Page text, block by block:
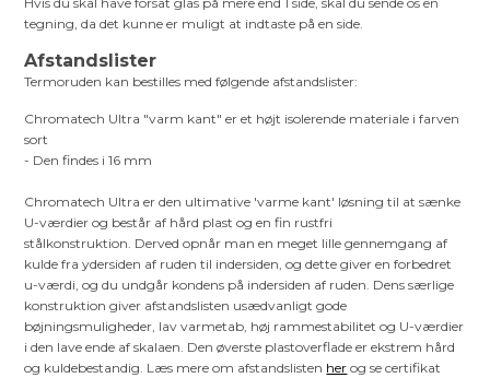
tegning, da det kunne er muligt at indtaste på en side.
Afstandslister
Termoruden kan bestilles med følgende afstandslister:
Chromatech Ultra "varm kant" er et højt isolerende materiale i farven
sort
- Den findes i 16 mm
Chromatech Ultra er den ultimative 'varme kant' løsning til at sænke
U-værdier og består af hård plast og en fin rustfri
stålkonstruktion. Derved opnår man en meget lille gennemgang af
kulde fra ydersiden af ruden til indersiden, og dette giver en forbedret
u-værdi, og du undgår kondens på indersiden af ruden. Dens særlige
konstruktion giver afstandslisten usædvanligt gode
bøjningsmuligheder, lav varmetab, høj rammestabilitet og U-værdier
i den lave ende af skalaen. Den øverste plastoverflade er ekstrem hård
og kuldebestandig. Læs mere om afstandslisten her og se certifikat